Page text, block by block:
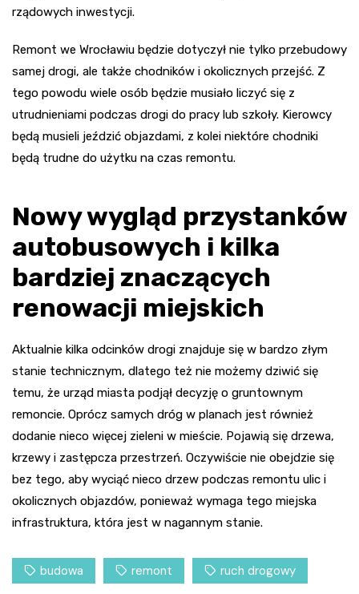
rządowych inwestycji.
Remont we Wrocławiu będzie dotyczył nie tylko przebudowy
samej drogi, ale także chodników i okolicznych przejść. Z
tego powodu wiele osób będzie musiało liczyć się z
utrudnieniami podczas drogi do pracy lub szkoły. Kierowcy
będą musieli jeździć objazdami, z kolei niektóre chodniki
będą trudne do użytku na czas remontu.
Nowy wygląd przystanków
autobusowych i kilka
bardziej znaczących
renowacji miejskich
Aktualnie kilka odcinków drogi znajduje się w bardzo złym
stanie technicznym, dlatego też nie możemy dziwić się
temu, że urząd miasta podjął decyzję o gruntownym
remoncie. Oprócz samych dróg w planach jest również
dodanie nieco więcej zieleni w mieście. Pojawią się drzewa,
krzewy i zastępcza przestrzeń. Oczywiście nie obejdzie się
bez tego, aby wyciąć nieco drzew podczas remontu ulic i
okolicznych objazdów, ponieważ wymaga tego miejska
infrastruktura, która jest w nagannym stanie.
budowa remont ruch drogowy